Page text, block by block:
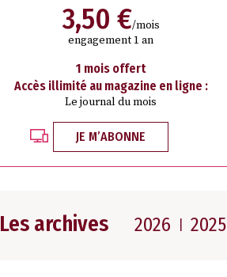
3,50 €/mois
engagement 1 an
1 mois offert
Accès illimité au magazine en ligne :
Le journal du mois
JE M’ABONNE
Les archives 2026 2025